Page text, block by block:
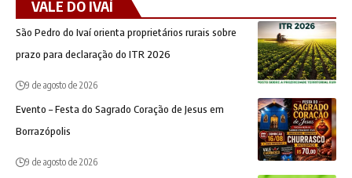
VALE DO IVAÍ
São Pedro do Ivaí orienta proprietários rurais sobre
prazo para declaração do ITR 2026
9 de agosto de 2026
Evento – Festa do Sagrado Coração de Jesus em
Borrazópolis
9 de agosto de 2026